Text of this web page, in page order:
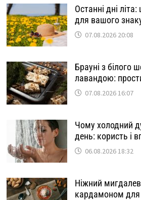
Останні дні
для вашого
07.08.2026 20:08
Брауні з білого
лавандою:
07.08.2026 16:07
Чому холодний
день: користь і
06.08.2026 18:32
Ніжний
кардамоном для